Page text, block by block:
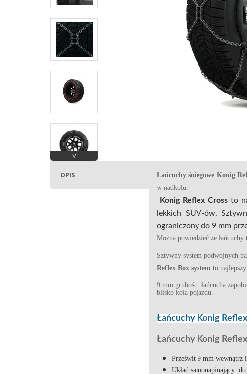
˅
OPIS Łańcuchy śniegowe Konig
w nadkolu.
Konig Reflex Cross to
lekkich SUV-ów.
ograniczony do 9 mm
Można powiedzieć ze łańcuchy
Sztywny system podwójnych
Reflex Box system to
9 mm grubości łańcucha
blisko koła pojazdu.
Łańcuchy Konig
Łańcuchy Konig
Prześwit 9 mm wewnątrz
Układ samonapinający: do